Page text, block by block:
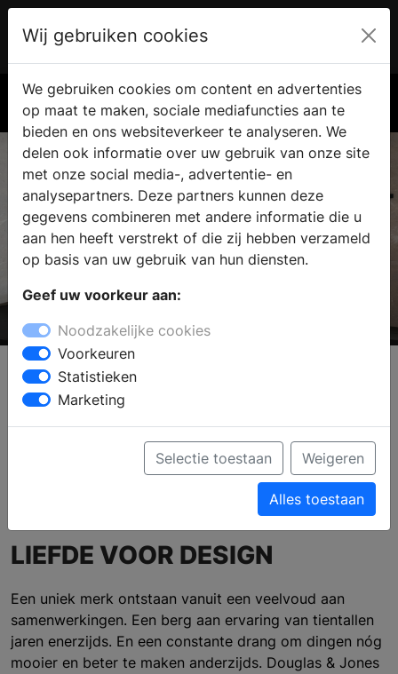
€ 0.00
Douglas & Jones
Profiel
Verkooppunten Brochure aanvragen
Ga naar de website
LIEFDE VOOR DESIGN
Een uniek merk ontstaan vanuit een veelvoud aan
samenwerkingen. Een berg aan ervaring van tientallen
jaren enerzijds. En een constante drang om dingen nóg
mooier en beter te maken anderzijds. Douglas & Jones
Wij gebruiken cookies
We gebruiken cookies om content en advertenties
op maat te maken, sociale mediafuncties aan te
bieden en ons websiteverkeer te analyseren. We
delen ook informatie over uw gebruik van onze site
met onze social media-, advertentie- en
analysepartners. Deze partners kunnen deze
gegevens combineren met andere informatie die u
aan hen heeft verstrekt of die zij hebben verzameld
op basis van uw gebruik van hun diensten.
Geef uw voorkeur aan:
Noodzakelijke cookies
Voorkeuren
Statistieken
Marketing
Selectie toestaan Weigeren
Alles toestaan